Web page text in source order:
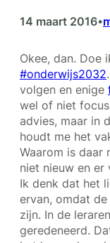
14 maart 2016•
Okee, dan. Doe
#onderwijs2032
volgen en enige
wel of niet
advies, maar in
houdt me het
Waarom is daar
niet nieuw en
Ik denk dat het
ervan, omdat
zijn. In de
geredeneerd.